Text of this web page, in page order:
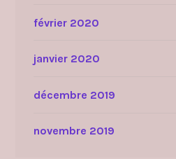
février 2020
janvier 2020
décembre 2019
novembre 2019